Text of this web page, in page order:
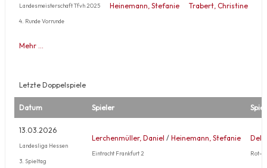
Landesmeisterschaft Tfvh 2025
4. Runde Vorrunde
Heinemann, Stefanie Trabert, Christine
Mehr …
Letzte Doppelspiele
Datum Spieler
13.03.2026
Landesliga Hessen
3. Spieltag
Lerchenmüller, Daniel / Heinemann, Stefanie
Eintracht Frankfurt 2 Rot-